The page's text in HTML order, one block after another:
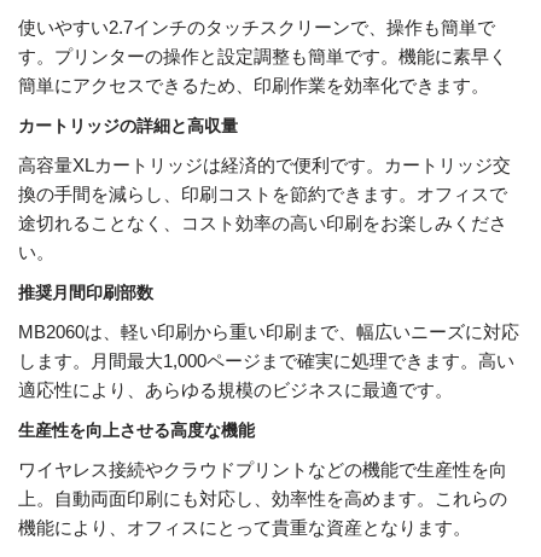
使いやすい2.7インチのタッチスクリーンで、操作も簡単で
す。プリンターの操作と設定調整も簡単です。機能に素早く
簡単にアクセスできるため、印刷作業を効率化できます。
カートリッジの詳細と高収量
高容量XLカートリッジは経済的で便利です。カートリッジ交
換の手間を減らし、印刷コストを節約できます。オフィスで
途切れることなく、コスト効率の高い印刷をお楽しみくださ
い。
推奨月間印刷部数
MB2060は、軽い印刷から重い印刷まで、幅広いニーズに対応
します。月間最大1,000ページまで確実に処理できます。高い
適応性により、あらゆる規模のビジネスに最適です。
生産性を向上させる高度な機能
ワイヤレス接続やクラウドプリントなどの機能で生産性を向
上。自動両面印刷にも対応し、効率性を高めます。これらの
機能により、オフィスにとって貴重な資産となります。